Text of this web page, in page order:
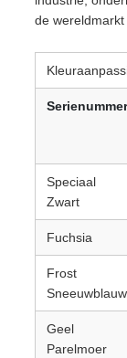
de
Serienummer
Speciaal
Zwart
Fuchsia
Frost
Sneeuwblauw
Geel
Parelmoer